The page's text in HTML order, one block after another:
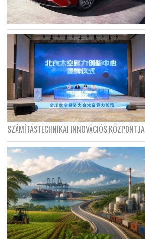
SZÁMÍTÁSTECHNIKAI INNOVÁCIÓS KÖZPONTJA